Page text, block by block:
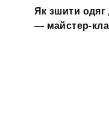
Як зшити
— майстер-